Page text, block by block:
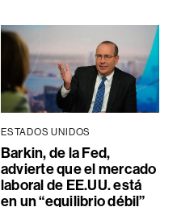
ESTADOS UNIDOS
Barkin, de la Fed,
advierte que el mercado
laboral de EE.UU. está
en un “equilibrio débil”